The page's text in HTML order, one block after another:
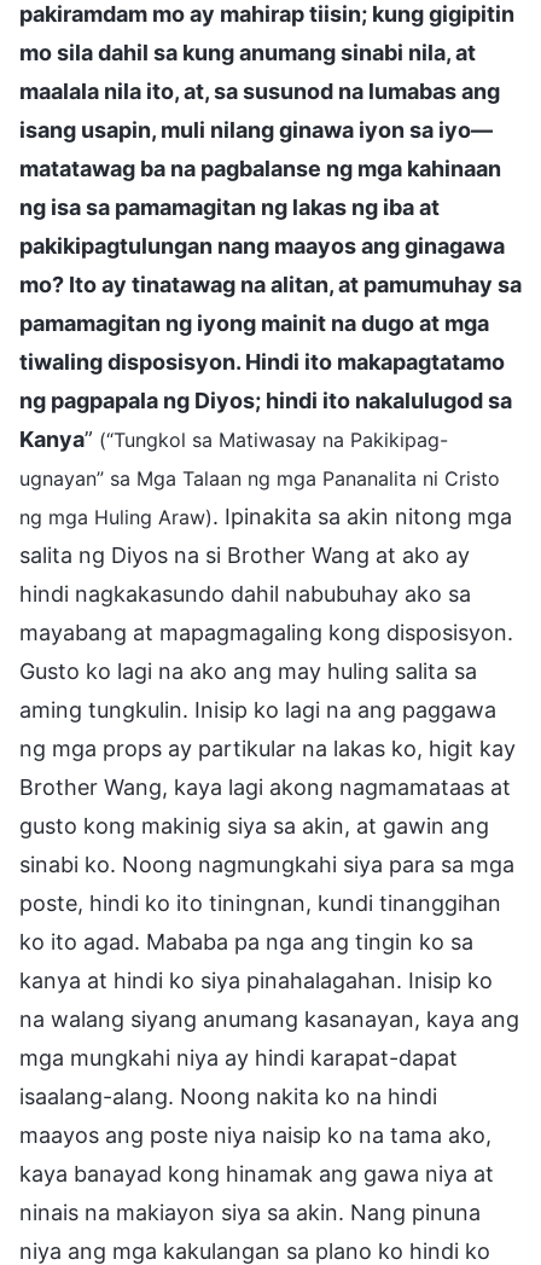
pakiramdam mo ay mahirap tiisin; kung gigipitin
mo sila dahil sa kung anumang sinabi nila, at
maalala nila ito, at, sa susunod na lumabas ang
isang usapin, muli nilang ginawa iyon sa iyo—
matatawag ba na pagbalanse ng mga kahinaan
ng isa sa pamamagitan ng lakas ng iba at
pakikipagtulungan nang maayos ang ginagawa
mo? Ito ay tinatawag na alitan, at pamumuhay sa
pamamagitan ng iyong mainit na dugo at mga
tiwaling disposisyon. Hindi ito makapagtatamo
ng pagpapala ng Diyos; hindi ito nakalulugod sa
Kanya” (“Tungkol sa Matiwasay na Pakikipag-
ugnayan” sa Mga Talaan ng mga Pananalita ni Cristo
ng mga Huling Araw). Ipinakita sa akin nitong mga
salita ng Diyos na si Brother Wang at ako ay
hindi nagkakasundo dahil nabubuhay ako sa
mayabang at mapagmagaling kong disposisyon.
Gusto ko lagi na ako ang may huling salita sa
aming tungkulin. Inisip ko lagi na ang paggawa
ng mga props ay partikular na lakas ko, higit kay
Brother Wang, kaya lagi akong nagmamataas at
gusto kong makinig siya sa akin, at gawin ang
sinabi ko. Noong nagmungkahi siya para sa mga
poste, hindi ko ito tiningnan, kundi tinanggihan
ko ito agad. Mababa pa nga ang tingin ko sa
kanya at hindi ko siya pinahalagahan. Inisip ko
na walang siyang anumang kasanayan, kaya ang
mga mungkahi niya ay hindi karapat-dapat
isaalang-alang. Noong nakita ko na hindi
maayos ang poste niya naisip ko na tama ako,
kaya banayad kong hinamak ang gawa niya at
ninais na makiayon siya sa akin. Nang pinuna
niya ang mga kakulangan sa plano ko hindi ko